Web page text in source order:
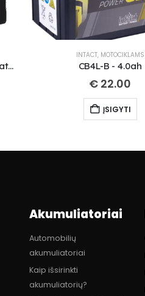
BTX4L+/BTZ5S (FA) SLA akumuliatorius
INTACT, MOTOCIKLAMS
CB4L-B - 4.0ah
€ 22.00
ĮSIGYTI
Akumuliatoriai
Automobilių
akumuliatoriai
Kaip išsirinkti
akumuliatorių?